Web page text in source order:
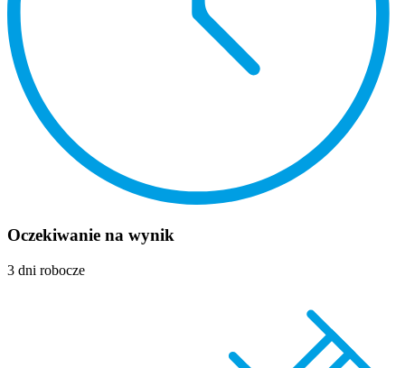
Oczekiwanie na wynik
3 dni robocze